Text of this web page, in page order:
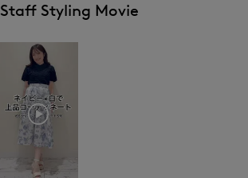
Staff Styling Movie